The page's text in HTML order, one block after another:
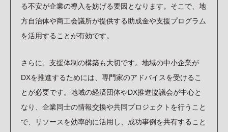
る不安が企業の導入を妨げる要因となります。そこで、地
方自治体や商工会議所が提供する助成金や支援プログラム
を活用することが有効です。
さらに、支援体制の構築も大切です。地域の中小企業が
DXを推進するためには、専門家のアドバイスを受けるこ
とが必要です。地域の経済団体やDX推進協議会が中心と
なり、企業同士の情報交換や共同プロジェクトを行うこと
で、リソースを効率的に活用し、成功事例を共有すること